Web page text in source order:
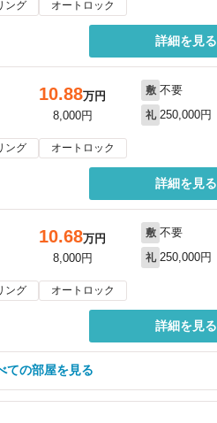
ング オートロック
詳細を見る
10.88万円
8,000円
敷 不要
礼 250,000円
ング オートロック
詳細を見る
10.68万円
8,000円
敷 不要
礼 250,000円
ング オートロック
詳細を見る
ての部屋を見る